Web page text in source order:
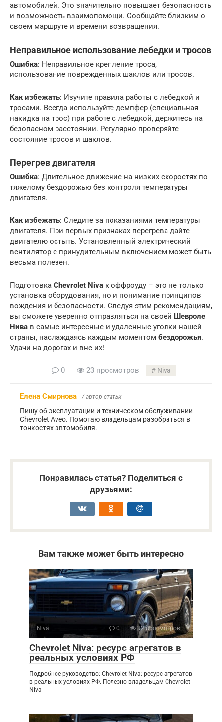
автомобилей. Это значительно повышает безопасность
и возможность взаимопомощи. Сообщайте близким о
своем маршруте и времени возвращения.
Неправильное использование лебедки и тросов
Ошибка: Неправильное крепление троса,
использование поврежденных шаклов или тросов.
Как избежать: Изучите правила работы с лебедкой и
тросами. Всегда используйте демпфер (специальная
накидка на трос) при работе с лебедкой, держитесь на
безопасном расстоянии. Регулярно проверяйте
состояние тросов и шаклов.
Перегрев двигателя
Ошибка: Длительное движение на низких скоростях по
тяжелому бездорожью без контроля температуры
двигателя.
Как избежать: Следите за показаниями температуры
двигателя. При первых признаках перегрева дайте
двигателю остыть. Установленный электрический
вентилятор с принудительным включением может быть
весьма полезен.
Подготовка Chevrolet Niva к оффроуду – это не только
установка оборудования, но и понимание принципов
вождения и безопасности. Следуя этим рекомендациям,
вы сможете уверенно отправляться на своей Шевроле
Нива в самые интересные и удаленные уголки нашей
страны, наслаждаясь каждым моментом бездорожья.
Удачи на дорогах и вне их!
0 23 просмотров Niva
Елена Смирнова / автор статьи
Пишу об эксплуатации и техническом обслуживании
Chevrolet Aveo. Помогаю владельцам разобраться в
тонкостях автомобиля.
Понравилась статья? Поделиться с
друзьями:
Вам также может быть интересно
Niva 0 32 просмотров
Chevrolet Niva: ресурс агрегатов в
реальных условиях РФ
Подробное руководство: Chevrolet Niva: ресурс агрегатов
в реальных условиях РФ. Полезно владельцам Chevrolet
Niva